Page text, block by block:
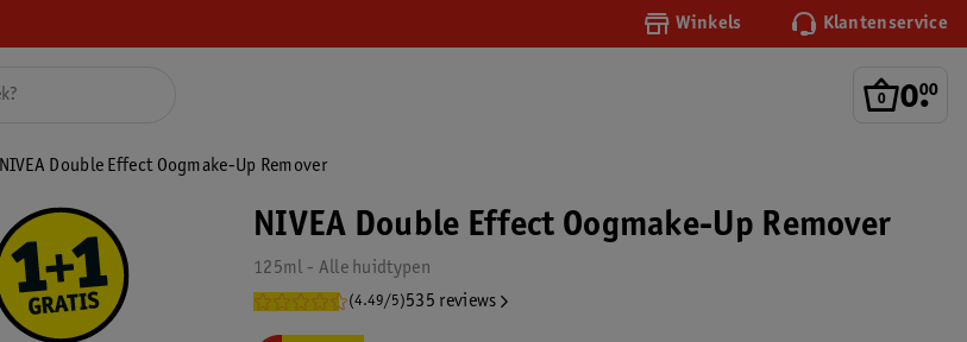
Winkels Klantenservice
0.
00
NIVEA Double Effect Oogmake-Up Remover
NIVEA Double Effect Oogmake-Up Remover
125ml - Alle huidtypen
(4.49/5)535 reviews